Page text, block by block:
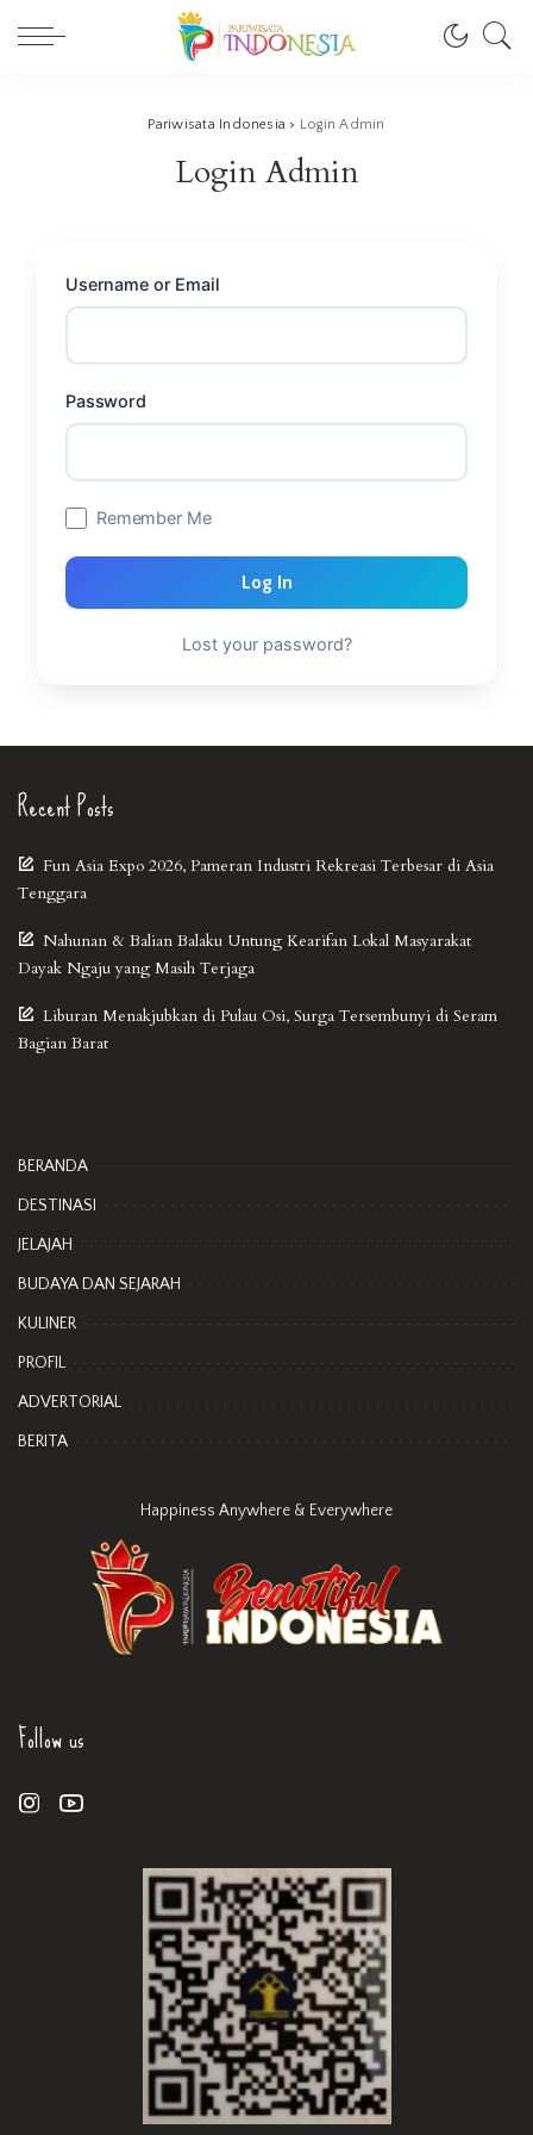
Pariwisata Indonesia > Login Admin
Login Admin
Username or Email
Password
Remember Me
Log In
Lost your password?
Recent Posts
Fun Asia Expo 2026, Pameran Industri Rekreasi Terbesar di Asia
Tenggara
Nahunan & Balian Balaku Untung Kearifan Lokal Masyarakat
Dayak Ngaju yang Masih Terjaga
Liburan Menakjubkan di Pulau Osi, Surga Tersembunyi di Seram
Bagian Barat
BERANDA
DESTINASI
JELAJAH
BUDAYA DAN SEJARAH
KULINER
PROFIL
ADVERTORIAL
BERITA
Happiness Anywhere & Everywhere
Follow us